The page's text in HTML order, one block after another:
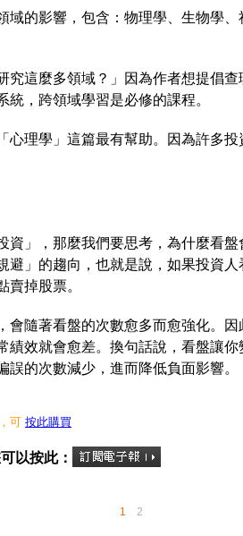
域的影響，包含：物理學、生物學
究這麼多領域？」因為作者想提倡
，跨領域學習是必修的課程。
理學」這篇最有幫助。因為許多投
資」，那麼我們要思考，為什麼看
避」的趨向，也就是說，如果投資
掉股票。
會隨著看盤的次數愈多而愈強化。
效就會愈差。換句話說，看盤讓你
的次數減少，進而降低負面影響。
可 按此購買
以按此：
1 2